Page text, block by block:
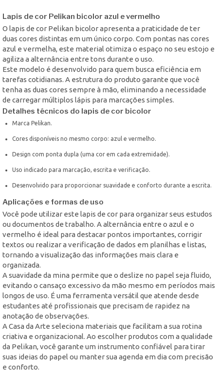
Lapis de cor Pelikan bicolor azul e vermelho
O lapis de cor Pelikan bicolor apresenta a praticidade de ter
duas cores distintas em um único corpo. Com pontas nas cores
azul e vermelha, este material otimiza o espaço no seu estojo e
agiliza a alternância entre tons durante o uso.
Este modelo é desenvolvido para quem busca eficiência em
tarefas cotidianas. A estrutura do produto garante que você
tenha as duas cores sempre à mão, eliminando a necessidade
de carregar múltiplos lápis para marcações simples.
Detalhes técnicos do lapis de cor bicolor
Marca Pelikan.
Cores disponíveis no mesmo corpo: azul e vermelho.
Design com ponta dupla (uma cor em cada extremidade).
Uso indicado para marcação, escrita e verificação.
Desenvolvido para proporcionar suavidade e conforto durante a escrita.
Aplicações e formas de uso
Você pode utilizar este lapis de cor para organizar seus estudos
ou documentos de trabalho. A alternância entre o azul e o
vermelho é ideal para destacar pontos importantes, corrigir
textos ou realizar a verificação de dados em planilhas e listas,
tornando a visualização das informações mais clara e
organizada.
A suavidade da mina permite que o deslize no papel seja fluido,
evitando o cansaço excessivo da mão mesmo em períodos mais
longos de uso. É uma ferramenta versátil que atende desde
estudantes até profissionais que precisam de rapidez na
anotação de observações.
A Casa da Arte seleciona materiais que facilitam a sua rotina
criativa e organizacional. Ao escolher produtos com a qualidade
da Pelikan, você garante um instrumento confiável para tirar
suas ideias do papel ou manter sua agenda em dia com precisão
e conforto.